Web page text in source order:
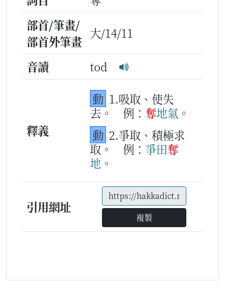
部首/筆畫/
部首外筆畫
大/14/11
音讀 tod
釋義
動 1.吸取、使失
去。
例： 奪地氣 。
動 2.爭取、積極求
取。
例： 爭田奪
地 。
引用網址
複製